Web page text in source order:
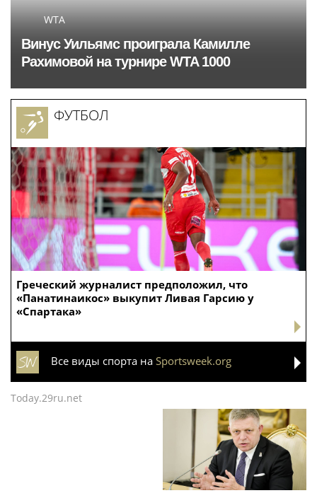
WTA
Винус Уильямс проиграла Камилле
Рахимовой на турнире WTA 1000
Греческий журналист предположил, что
«Панатинаикос» выкупит Ливая Гарсию у
«Спартака»
ФУТБОЛ
Все виды спорта на Sportsweek.org
Today.29ru.net